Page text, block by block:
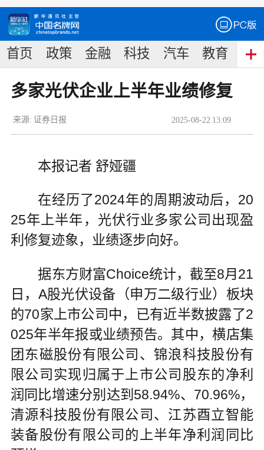
首页 政策 金融 科技 汽车 教育 食
多家光伏企业上半年业绩修复
2025-08-22 13:09
来源: 证券日报
本报记者 舒娅疆
在经历了2024年的周期波动后，20
25年上半年，光伏行业多家公司出现盈
利修复迹象，业绩逐步向好。
据东方财富Choice统计，截至8月21
日，A股光伏设备（申万二级行业）板块
的70家上市公司中，已有近半数披露了2
025年半年报或业绩预告。其中，横店集
团东磁股份有限公司、锦浪科技股份有
限公司实现归属于上市公司股东的净利
润同比增速分别达到58.94%、70.96%，
清源科技股份有限公司、江苏酉立智能
装备股份有限公司的上半年净利润同比